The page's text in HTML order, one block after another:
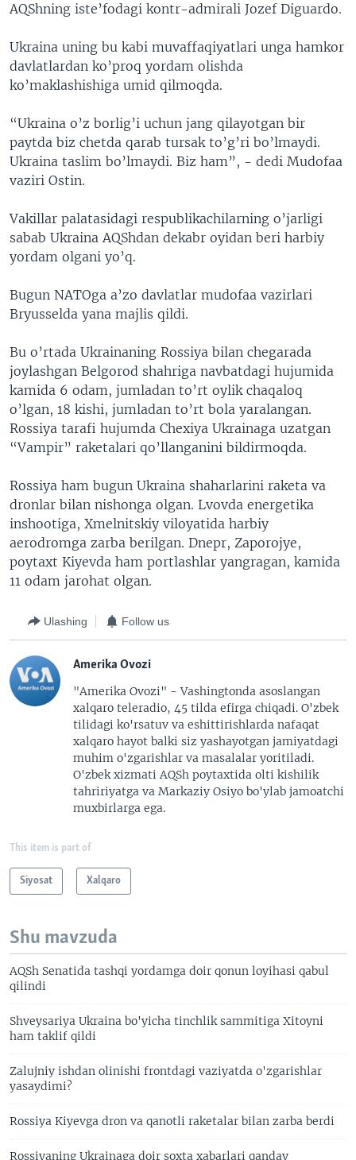
AQShning iste’fodagi kontr-admirali Jozef Diguardo.
Ukraina uning bu kabi muvaffaqiyatlari unga hamkor
davlatlardan ko’proq yordam olishda
ko’maklashishiga umid qilmoqda.
“Ukraina o’z borlig’i uchun jang qilayotgan bir
paytda biz chetda qarab tursak to’g’ri bo’lmaydi.
Ukraina taslim bo’lmaydi. Biz ham”, - dedi Mudofaa
vaziri Ostin.
Vakillar palatasidagi respublikachilarning o’jarligi
sabab Ukraina AQShdan dekabr oyidan beri harbiy
yordam olgani yo’q.
Bugun NATOga a’zo davlatlar mudofaa vazirlari
Bryusselda yana majlis qildi.
Bu o’rtada Ukrainaning Rossiya bilan chegarada
joylashgan Belgorod shahriga navbatdagi hujumida
kamida 6 odam, jumladan to’rt oylik chaqaloq
o’lgan, 18 kishi, jumladan to’rt bola yaralangan.
Rossiya tarafi hujumda Chexiya Ukrainaga uzatgan
“Vampir” raketalari qo’llanganini bildirmoqda.
Rossiya ham bugun Ukraina shaharlarini raketa va
dronlar bilan nishonga olgan. Lvovda energetika
inshootiga, Xmelnitskiy viloyatida harbiy
aerodromga zarba berilgan. Dnepr, Zaporojye,
poytaxt Kiyevda ham portlashlar yangragan, kamida
11 odam jarohat olgan.
Ulashing Follow us
Amerika Ovozi
"Amerika Ovozi" - Vashingtonda asoslangan
xalqaro teleradio, 45 tilda efirga chiqadi. O'zbek
tilidagi ko'rsatuv va eshittirishlarda nafaqat
xalqaro hayot balki siz yashayotgan jamiyatdagi
muhim o'zgarishlar va masalalar yoritiladi.
O'zbek xizmati AQSh poytaxtida olti kishilik
tahririyatga va Markaziy Osiyo bo'ylab jamoatchi
muxbirlarga ega.
This item is part of
Siyosat Xalqaro
Shu mavzuda
AQSh Senatida tashqi yordamga doir qonun loyihasi qabul
qilindi
Shveysariya Ukraina bo'yicha tinchlik sammitiga Xitoyni
ham taklif qildi
Zalujniy ishdan olinishi frontdagi vaziyatda o'zgarishlar
yasaydimi?
Rossiya Kiyevga dron va qanotli raketalar bilan zarba berdi
Rossiyaning Ukrainaga doir soxta xabarlari qanday